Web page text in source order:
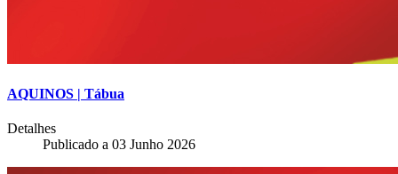
AQUINOS | Tábua
Detalhes
Publicado a 03 Junho 2026